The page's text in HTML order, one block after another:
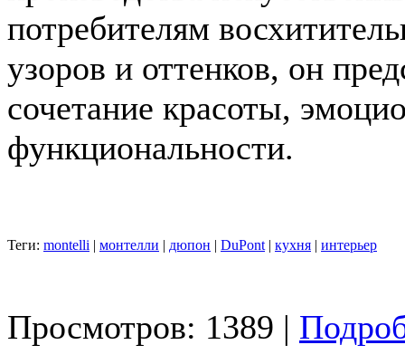
потребителям
узоров и оттенков, он
сочетание красоты,
функциональности.
Теги: montelli | монтелли | дюпон | DuPont | кухня | интерьер
Просмотров: 1389 |